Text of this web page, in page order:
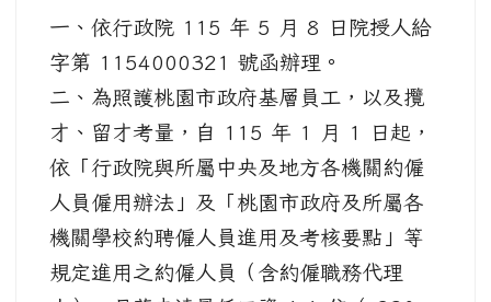
一、依行政院 115 年 5 月 8 日院授人給
字第 1154000321 號函辦理。
二、為照護桃園市政府基層員工，以及攬
才、留才考量，自 115 年 1 月 1 日起，
依「行政院與所屬中央及地方各機關約僱
人員僱用辦法」及「桃園市政府及所屬各
機關學校約聘僱人員進用及考核要點」等
規定進用之約僱人員（含約僱職務代理